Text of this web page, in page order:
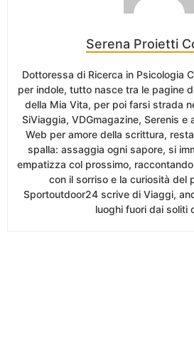
Serena Proietti
Dottoressa di Ricerca in Psicologia
per indole, tutto nasce tra le pagine
della Mia Vita, per poi farsi strada
SiViaggia, VDGmagazine, Serenis e
Web per amore della scrittura,
spalla: assaggia ogni sapore, si
empatizza col prossimo,
con il sorriso e la curiosità del
Sportoutdoor24 scrive di Viaggi,
luoghi fuori dai soliti